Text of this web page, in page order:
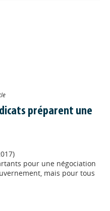
préparent une
pour une négociation
mais pour tous